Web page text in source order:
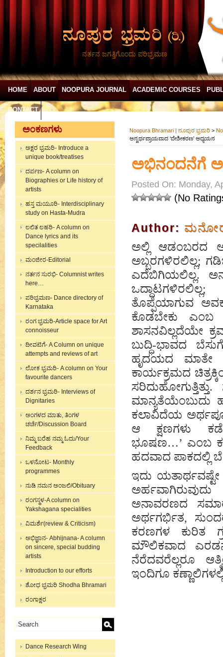
ನರ್ತನ ಜಗತ್ತಿಗೊಂದು ಪರಿಭ್ರಮಣ
HOME ABOUT NOOPURA JOURNAL ACADEMIC COURSES
CONTACT
ಅಂಕಣಗಳು
ಅಕ್ಷರ ಭ್ರಮರಿ- Introduce a
unique book/treatises
ದರ್ಪಣ- A column on
Biographies or Life history of
artists
ಹಸ್ತ ಮಯೂರಿ- Interdisciplinary
study on Hasta-Mudra
ಲಲಿತ ಲಹರಿ- A column on
Dance lyrics and its
specilalities
ಮಂಜೀರ-Editorial
ನರ್ತನ ಸುರಭಿ- Columnist writes
here…
ಪರಿಭ್ರಮಣ- Dance directory of
Karnataka
ರಂಗ ಭ್ರಮರಿ-Article space for Art
connoisseur
ದೀವಟಿಗೆ- A Column on unique
attempts and reviews of art
ಲೋಕ ಭ್ರಮರಿ- A column on Your
favourite dancers
ದರ್ಶನ ಭ್ರಮರಿ- Interviews of
Dignitaries
ಅಂಗಳದ ಮಾತು, ತಿಂಗಳ
ಚರ್ಚೆ/Discussion Board
ನಿಮ್ಮ ಬರೆಹ ನಮ್ಮ ಓದು/Your
Feedback
ಒಳನೋಟ- Monthly
programmes
ನುಡಿ ನಮನ ಅಂಜಲಿ/Obituary
ರಂಗಸ್ಥಳ-A column on
Yakshagana specialities
ವಿಮರ್ಶೆ(review & Criticism)
ಅಭಿಜ್ಞಾನ- Abhijnana- A column
on sincere, special budding
artists
Introduction to our efforts
ಶೋಧ ಭ್ರಮರಿ Shodha Bhramari
ರಂಗಾಕ್ಷರ
Dance Research Wing
Noopura Bhramari | ನೂಪುರ ಭ್ರಮರಿ >
ಅನ್ವರ್ಥಪ್ರಾಯವಾದ ‘ದೇಶೀಕರಣ’ ಅಧ್ಯಯನ
ಅಭಿನಂದನೆಗೆ
Posted On: Monday,
(No
Author:
ಅಲ್ಲಿ ಆಡಂಬರದ
ಅಬ್ಬರಗಳಿರಲಿಲ್ಲ;
ಎದೆಬಿಗಿಯಲಿಲ್ಲ.
ತೊಪ್ಪೆಯಾಗುವ
ಕೊಡಬೇಕು ಎಂಬ
ಶಾಸನವಿಲ್ಲದೆಯೇ
ಬುದ್ಧಿ-ಭಾವದ
ಹೃದಯದ ಮಾತೇ
ಕಾರ್ಯಕ್ರಮದ
ಮಾನ್ಯತೆಯೆಂಬುದು
ಕಲಾವಿದೆಯ
ಆ ಕ್ಷಣಗಳು
ಭೂಷಣ…’ ಎಂಬ
ಹದವಾದ ಪಾಕದಲ್ಲಿ
ಇದು ಯತಾರ್ಥವಷ್ಟೇ
ಅನಾವರಣದ
ಅರ್ಥಗರ್ಭಿತ,
ಕರಣಗಳ ಕುರಿತ
ಮೌಲಿಕವಾದ
ನೆರೆದವರೆಲ್ಲರೂ
ಇಂದಿಗೂ